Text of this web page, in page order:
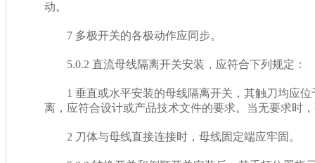
动。
7 多极开关的各极动作应同步。
5.0.2 直流母线隔离开关安装，应符合下列规定：
1 垂直或水平安装的母线隔离开关，其触刀均应
离，应符合设计或产品技术文件的要求。当无要求
2 刀体与母线直接连接时，母线固定端应牢固。